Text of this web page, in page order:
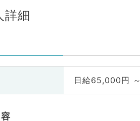
詳細
日給65,000円 ～